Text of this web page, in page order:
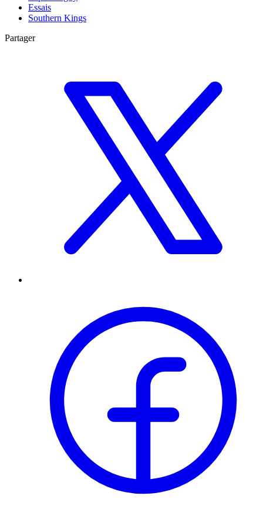
Essais
Southern Kings
Partager